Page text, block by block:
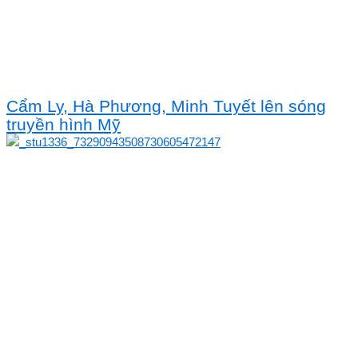
Cẩm Ly, Hà Phương, Minh Tuyết lên sóng
truyền hình Mỹ